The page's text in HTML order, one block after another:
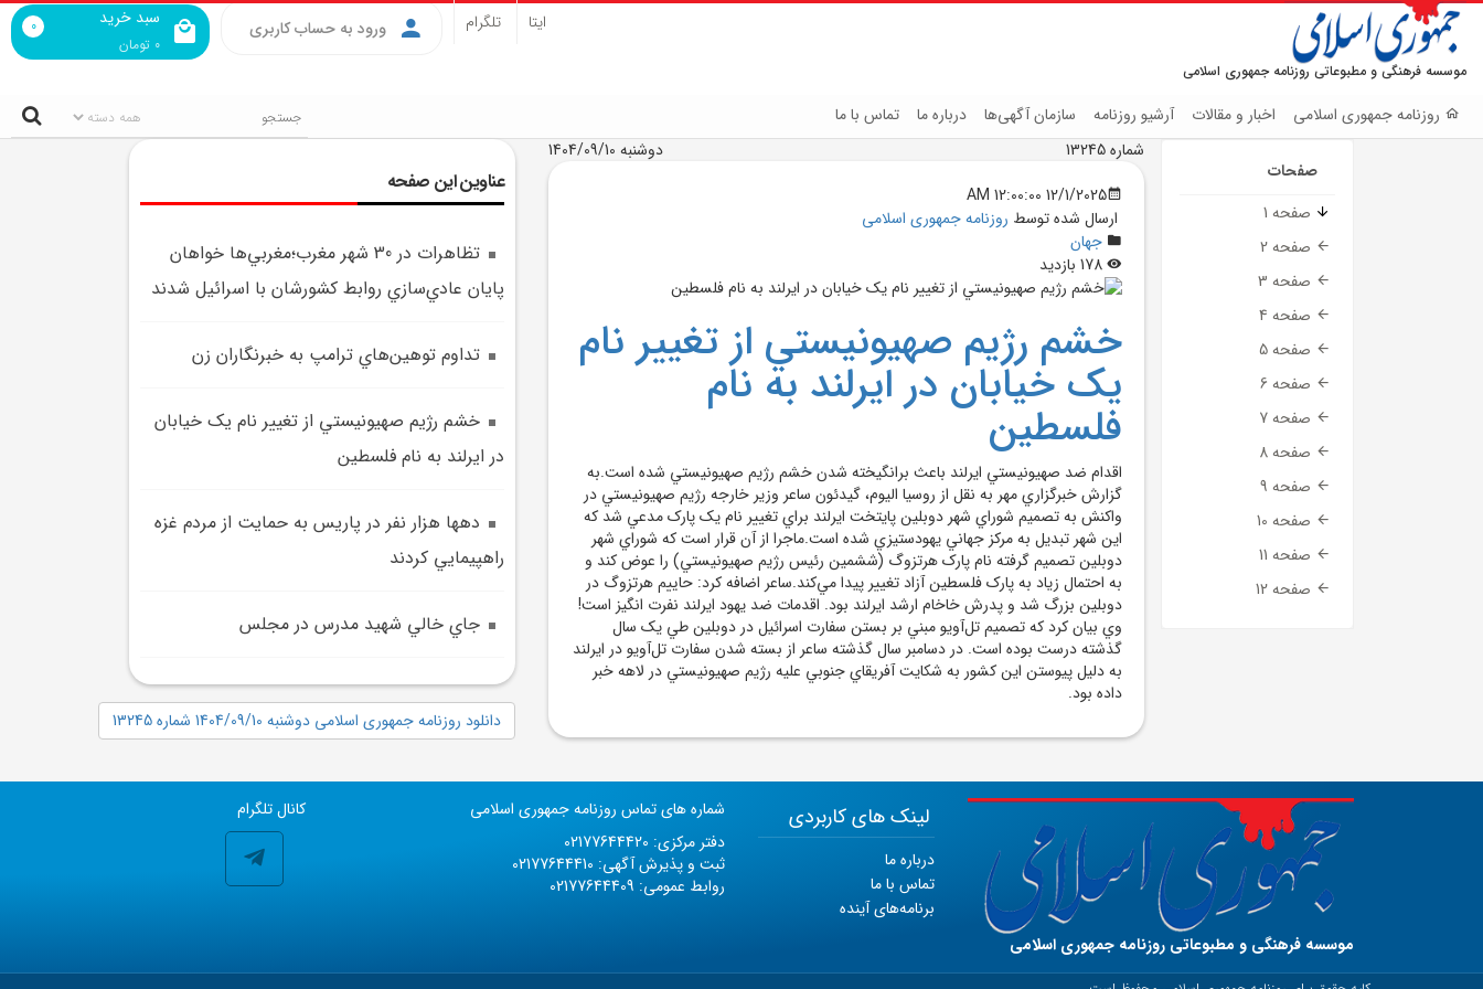
موسسه فرهنگی و مطبوعاتی روزنامه جمهوری اسلامی
سبد خرید
0 تومان
0 ورود به حساب کاربری ایتا تلگرام
روزنامه جمهوری اسلامی اخبار و مقالات آرشیو روزنامه سازمان آگهی‌ها درباره ما تماس با ما
صفحات
صفحه 1
صفحه 2
صفحه 3
صفحه 4
صفحه 5
صفحه 6
صفحه 7
صفحه 8
صفحه 9
صفحه 10
صفحه 11
صفحه 12
شماره 13245
دوشنبه 1404/09/10
12/1/2025 12:00:00 AM
ارسال شده توسط روزنامه جمهوری اسلامی
جهان
خشم رژيم صهيونيستي از تغییر نام
یک خیابان در ایرلند به نام
فلسطین
اقدام ضد صهيونيستي ايرلند باعث برانگيخته شدن خشم رژيم صهيونيستي شده است.به
گزارش خبرگزاري مهر به نقل از روسيا اليوم، گيدئون ساعر وزير خارجه رژيم صهيونيستي در
واکنش به تصميم شوراي شهر دوبلين پايتخت ايرلند براي تغيير نام يک پارک مدعي شد که
اين شهر تبديل به مرکز جهاني يهودستيزي شده است.ماجرا از آن قرار است که شوراي شهر
دوبلين تصميم گرفته نام پارک هرتزوگ (ششمين رئيس رژيم صهيونيستي) را عوض کند و
به احتمال زياد به پارک فلسطين آزاد تغيير پيدا مي‌کند.ساعر اضافه کرد: حاييم هرتزوگ در
دوبلين بزرگ شد و پدرش خاخام ارشد ايرلند بود. اقدمات ضد يهود ايرلند نفرت انگيز است!
وي بيان کرد که تصميم تل‌آويو مبني بر بستن سفارت اسرائيل در دوبلين طي يک سال
گذشته درست بوده است. در دسامبر سال گذشته ساعر از بسته شدن سفارت تل‌آويو در ايرلند
به دليل پيوستن اين کشور به شکايت آفريقاي جنوبي عليه رژيم صهيونيستي در لاهه خبر
داده بود.
عناوین این صفحه
تظاهرات در 30 شهر مغرب؛مغربي‌ها خواهان
پايان عادي‌سازي روابط کشورشان با اسرائيل شدند
تداوم توهين‌هاي ترامپ به خبرنگاران زن
خشم رژيم صهيونيستي از تغییر نام یک خیابان
در ایرلند به نام فلسطین
دهها هزار نفر در پاريس به حمايت از مردم غزه
راهپيمايي کردند
جاي خالي شهيد مدرس در مجلس
دانلود روزنامه جمهوری اسلامی دوشنبه 1404/09/10 شماره 13245
کانال تلگرام
شماره های تماس روزنامه جمهوری اسلامی
دفتر مرکزی: 02177644420
ثبت و پذیرش آگهی: 02177644410
روابط عمومی: 02177644409
لینک های کاربردی
درباره ما
تماس با ما
برنامه‌های آینده
موسسه فرهنگی و مطبوعاتی روزنامه جمهوری اسلامی